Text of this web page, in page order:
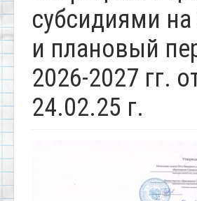
субсидиями на
и плановый
2026-2027 гг.
24.02.25 г.